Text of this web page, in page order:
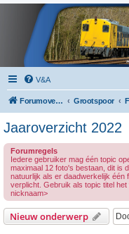
V&A
Forumoverzicht Grootspoor
Jaaroverzicht 2022
Forumregels
Iedere gebruiker mag één topic
maximaal 12 foto's bestaan, dit is
natuurlijk als er daadwerkelijk één
verplicht. Gebruik als topic titel
nicknaam>
Nieuw onderwerp